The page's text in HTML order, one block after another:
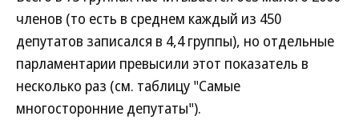
членов (то есть в среднем каждый из 450
депутатов записался в 4,4 группы), но отдельные
парламентарии превысили этот показатель в
несколько раз (см. таблицу "Самые
многосторонние депутаты").